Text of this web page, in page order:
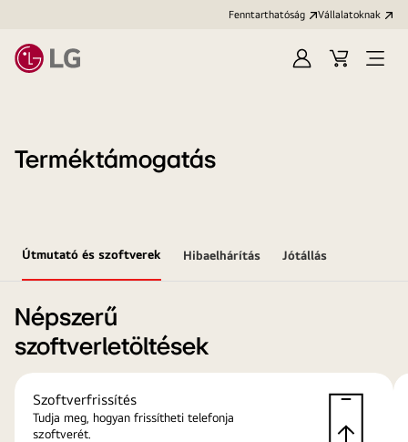
Fenntarthatóság Vállalatoknak
Bejelentkezés
KosárMenü
Terméktámogatás
Útmutató és szoftverek Hibaelhárítás Jótállás
Népszerű
szoftverletöltések
Szoftverfrissítés
Tudja meg, hogyan frissítheti telefonja
szoftverét.